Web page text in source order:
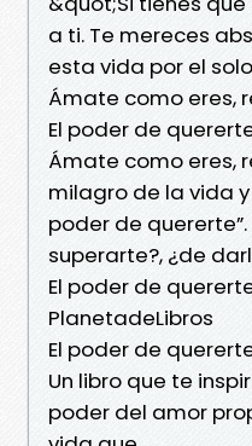
a ti. Te mereces
esta vida por el
Ámate como eres,
El poder de
Ámate como eres,
milagro de la vida
poder de
superarte?, ¿de
El poder de
PlanetadeLibros
El poder de
Un libro que te
poder del amor